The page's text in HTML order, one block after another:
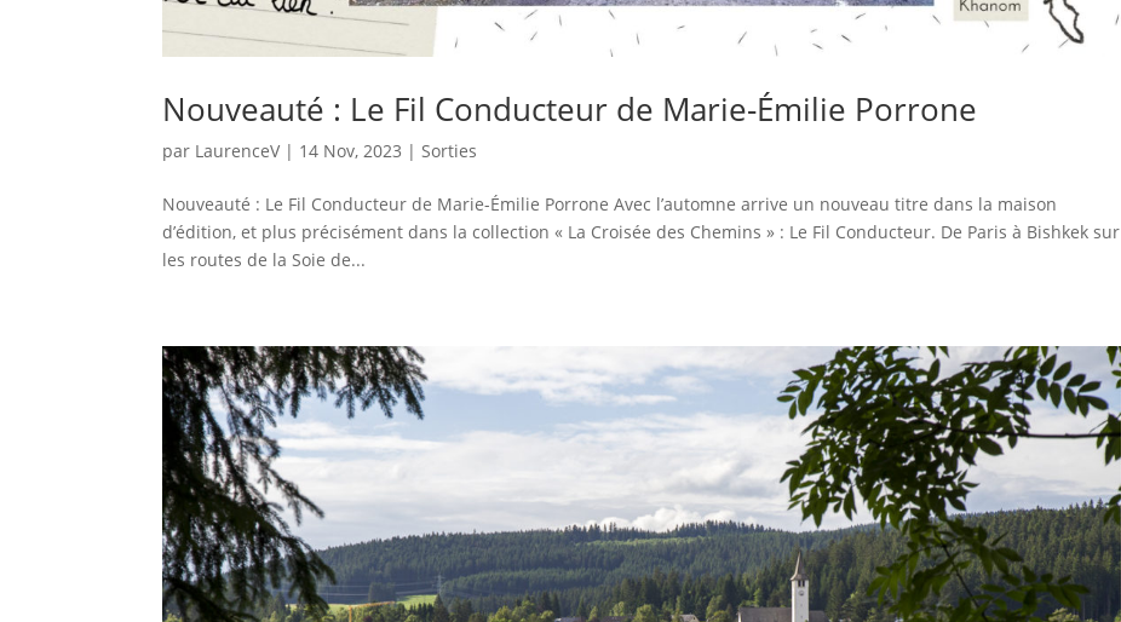
Nouveauté : Le Fil Conducteur de Marie-Émilie Porrone
par LaurenceV | 14 Nov, 2023 | Sorties
Nouveauté : Le Fil Conducteur de Marie-Émilie Porrone Avec l’automne arrive un nouveau titre dans la maison
d’édition, et plus précisément dans la collection « La Croisée des Chemins » : Le Fil Conducteur. De Paris à Bishkek sur
les routes de la Soie de...